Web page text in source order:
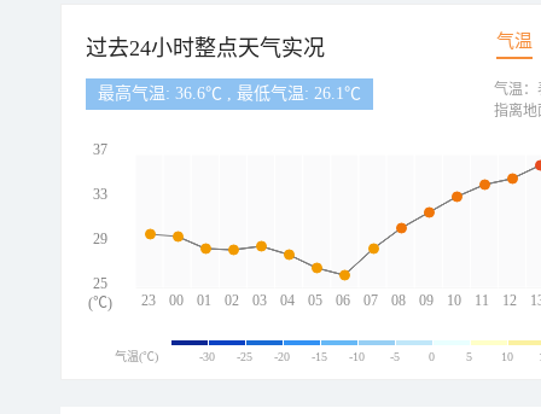
过去24小时整点天气实况 气温
最高气温: 36.6℃ , 最低气温: 26.1℃
23 00 01 02 03 04 05 06 07 08 09 10 11 12
37
33
29
25
(℃)
气温：
指离地
气温(℃) -30 -25 -20 -15 -10 -5 0 5 10